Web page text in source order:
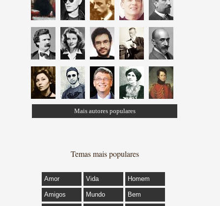
Mais autores populares
Temas mais populares
Amor Vida Homem
Amigos Mundo Bem